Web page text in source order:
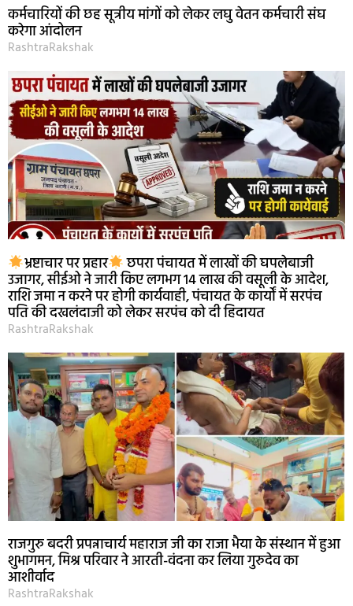
कर्मचारियों की छह सूत्रीय मांगों को लेकर लघु वेतन कर्मचारी संघ
करेगा आंदोलन
RashtraRakshak
भ्रष्टाचार पर प्रहार छपरा पंचायत में लाखों की घपलेबाजी
उजागर, सीईओ ने जारी किए लगभग 14 लाख की वसूली के आदेश,
राशि जमा न करने पर होगी कार्यवाही, पंचायत के कार्यों में सरपंच
पति की दखलंदाजी को लेकर सरपंच को दी हिदायत
RashtraRakshak
राजगुरु बदरी प्रपन्नाचार्य महाराज जी का राजा भैया के संस्थान में हुआ
शुभागमन, मिश्र परिवार ने आरती-वंदना कर लिया गुरुदेव का
आशीर्वाद
RashtraRakshak